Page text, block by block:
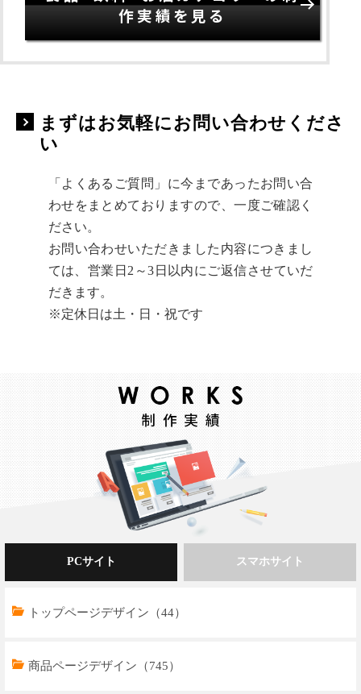
作実績を見る
まずはお気軽にお問い合わせくださ
い
「よくあるご質問」に今まであったお問い合
わせをまとめておりますので、一度ご確認く
ださい。
お問い合わせいただきました内容につきまし
ては、営業日2～3日以内にご返信させていだ
だきます。
※定休日は土・日・祝です
PCサイト
トップページデザイン（44）
商品ページデザイン（745）
スマホサイト